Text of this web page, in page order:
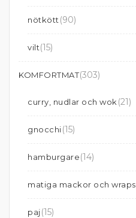
nötkött (90)
vilt(15)
KOMFORTMAT(303)
curry, nudlar och wok (21)
gnocchi(15)
hamburgare(14)
matiga mackor och wraps
paj(15)